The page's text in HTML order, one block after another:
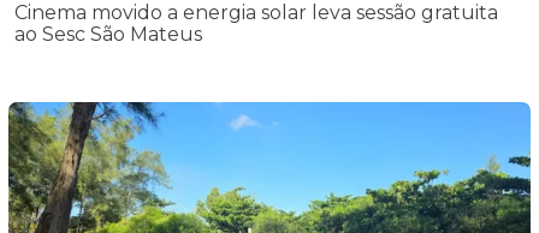
Cinema movido a energia solar leva sessão gratuita
ao Sesc São Mateus